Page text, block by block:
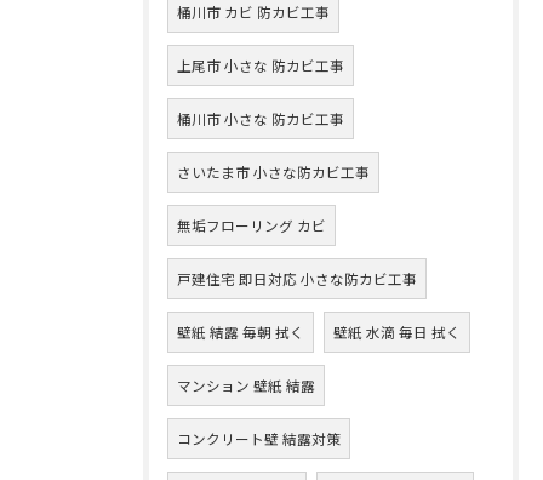
桶川市 カビ 防カビ工事
上尾市 小さな 防カビ工事
桶川市 小さな 防カビ工事
さいたま市 小さな防カビ工事
無垢フローリング カビ
戸建住宅 即日対応 小さな防カビ工事
壁紙 結露 毎朝 拭く 壁紙 水滴 毎日 拭く
マンション 壁紙 結露
コンクリート壁 結露対策